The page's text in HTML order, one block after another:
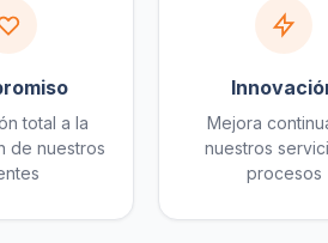
total a la
de nuestros
Mejora
nuestros
procesos